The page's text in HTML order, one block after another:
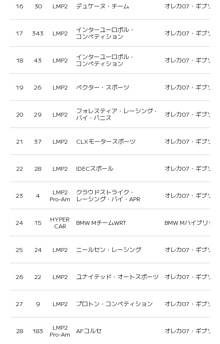
16 30 LMP2 デュケーヌ・チーム オレカ07・ギブソン
17 343 LMP2
インターユーロポル・
コンペティション
オレカ07・ギブソン
18 43 LMP2
インターユーロポル・
コンペティション
オレカ07・ギブソン
19 26 LMP2 ベクター・スポーツ オレカ07・ギブソン
20 29 LMP2
フォレスティア・レーシング・
バイ・パニス
オレカ07・ギブソン
21 37 LMP2 CLXモータースポーツ オレカ07・ギブソン
22 28 LMP2 IDECスポール オレカ07・ギブソン
23 4
LMP2
Pro-Am
クラウドストライク・
レーシング・バイ・APR
オレカ07・ギブソン
24 15
HYPER
CAR
BMW MチームWRT BMW Mハイブリッ
25 24 LMP2 ニールセン・レーシング オレカ07・ギブソン
26 22 LMP2 ユナイテッド・オートスポーツ オレカ07・ギブソン
27 9 LMP2 プロトン・コンペティション オレカ07・ギブソン
28 183
LMP2
Pro-Am
AFコルセ オレカ07・ギブソン